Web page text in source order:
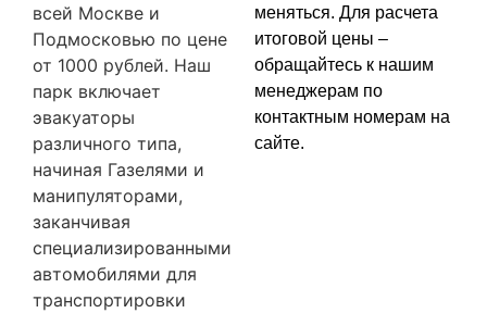
всей Москве и
Подмосковью по цене
от 1000 рублей. Наш
парк включает
эвакуаторы
различного типа,
начиная Газелями и
манипуляторами,
заканчивая
специализированными
автомобилями для
транспортировки
меняться. Для расчета
итоговой цены –
обращайтесь к нашим
менеджерам по
контактным номерам на
сайте.